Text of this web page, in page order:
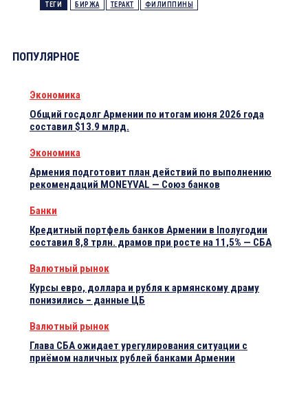
ТЕГИ БИРЖА ТЕРАКТ ФИЛИППИНЫ
ПОПУЛЯРНОЕ
Экономика
Общий госдолг Армении по итогам июня 2026 года
составил $13.9 млрд.
Экономика
Армения подготовит план действий по выполнению
рекомендаций MONEYVAL — Союз банков
Банки
Кредитный портфель банков Армении в Iполугодии
составил 8,8 трлн. драмов при росте на 11,5% — СБА
Валютный рынок
Курсы евро, доллара и рубля к армянскому драму
понизились – данные ЦБ
Валютный рынок
Глава СБА ожидает урегулирования ситуации с
приёмом наличных рублей банками Армении